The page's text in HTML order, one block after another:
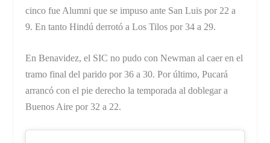
cinco fue Alumni que se impuso ante San Luis por 22 a
9. En tanto Hindú derrotó a Los Tilos por 34 a 29.
En Benavidez, el SIC no pudo con Newman al caer en el
tramo final del parido por 36 a 30. Por último, Pucará
arrancó con el pie derecho la temporada al doblegar a
Buenos Aire por 32 a 22.